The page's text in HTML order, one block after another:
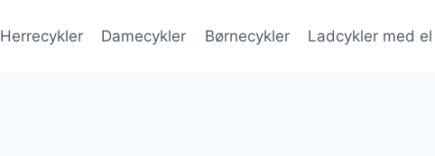
Herrecykler Damecykler Børnecykler Ladcykler med el